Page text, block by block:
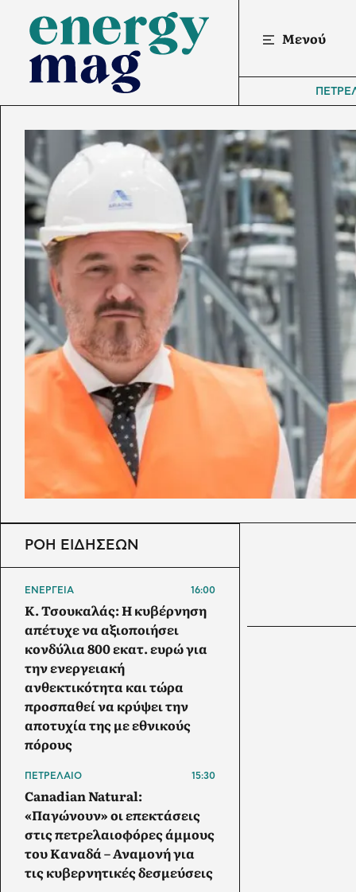
Μενού
ΡΟΗ ΕΙΔΗΣΕΩΝ
ΕΝΕΡΓΕΙΑ 16:00
Κ. Τσουκαλάς: Η κυβέρνηση
απέτυχε να αξιοποιήσει
κονδύλια 800 εκατ. ευρώ για
την ενεργειακή
ανθεκτικότητα και τώρα
προσπαθεί να κρύψει την
αποτυχία της με εθνικούς
πόρους
ΠΕΤΡΕΛΑΙΟ 15:30
Canadian Natural:
«Παγώνουν» οι επεκτάσεις
στις πετρελαιοφόρες άμμους
του Καναδά – Αναμονή για
τις κυβερνητικές δεσμεύσεις